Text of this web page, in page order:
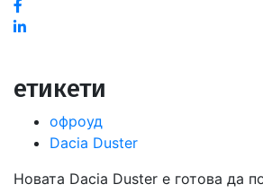
етикети
офроуд
Dacia Duster
Новата Dacia Duster е готова да